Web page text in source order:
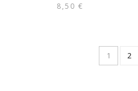
8,50 €
1 2